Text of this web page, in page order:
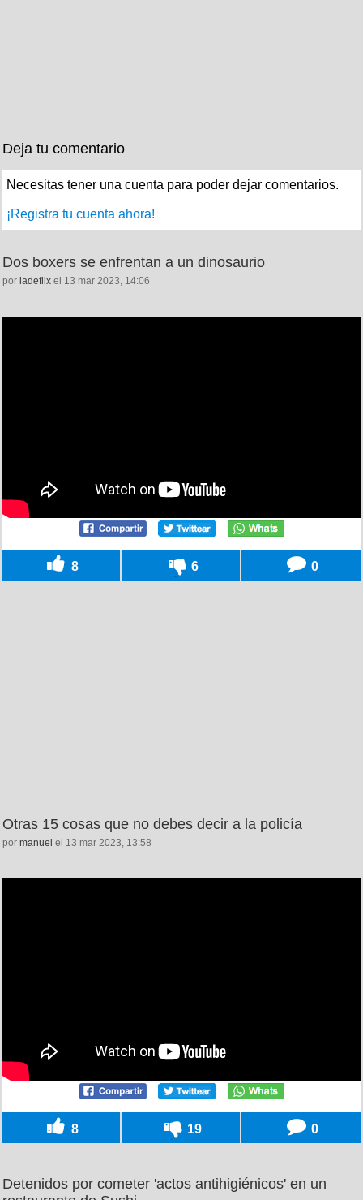
Deja tu comentario
Necesitas tener una cuenta para poder dejar comentarios.
¡Registra tu cuenta ahora!
Dos boxers se enfrentan a un dinosaurio
por ladeflix el 13 mar 2023, 14:06
8 6 0
Otras 15 cosas que no debes decir a la policía
por manuel el 13 mar 2023, 13:58
8 19 0
Detenidos por cometer 'actos antihigiénicos' en un